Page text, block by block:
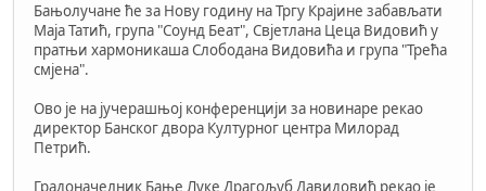
Бањолучане ће за Нову годину на Тргу Крајине забављати
Маја Татић, група "Соунд Беат", Свјетлана Цеца Видовић у
пратњи хармоникаша Слободана Видовића и група "Трећа
смјена".
Ово је на јучерашњој конференцији за новинаре рекао
директор Банског двора Културног центра Милорад
Петрић.